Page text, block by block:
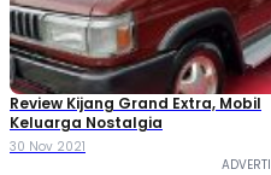
Review Kijang Grand Extra, Mobil
Keluarga Nostalgia
30 Nov 2021